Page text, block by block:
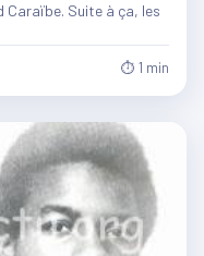
Suite à ça, les
⏱ 1 min